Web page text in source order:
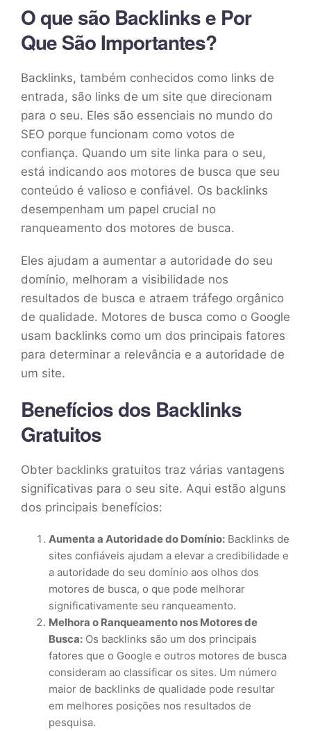
O que são Backlinks e Por
Que São Importantes?
Backlinks, também conhecidos como links de
entrada, são links de um site que direcionam
para o seu. Eles são essenciais no mundo do
SEO porque funcionam como votos de
confiança. Quando um site linka para o seu,
está indicando aos motores de busca que seu
conteúdo é valioso e confiável. Os backlinks
desempenham um papel crucial no
ranqueamento dos motores de busca.
Eles ajudam a aumentar a autoridade do seu
domínio, melhoram a visibilidade nos
resultados de busca e atraem tráfego orgânico
de qualidade. Motores de busca como o Google
usam backlinks como um dos principais fatores
para determinar a relevância e a autoridade de
um site.
Benefícios dos Backlinks
Gratuitos
Obter backlinks gratuitos traz várias vantagens
significativas para o seu site. Aqui estão alguns
dos principais benefícios:
Aumenta a Autoridade do Domínio: Backlinks de
sites confiáveis ajudam a elevar a credibilidade e
a autoridade do seu domínio aos olhos dos
motores de busca, o que pode melhorar
significativamente seu ranqueamento.
Melhora o Ranqueamento nos Motores de
Busca: Os backlinks são um dos principais
fatores que o Google e outros motores de busca
consideram ao classificar os sites. Um número
maior de backlinks de qualidade pode resultar
em melhores posições nos resultados de
pesquisa.